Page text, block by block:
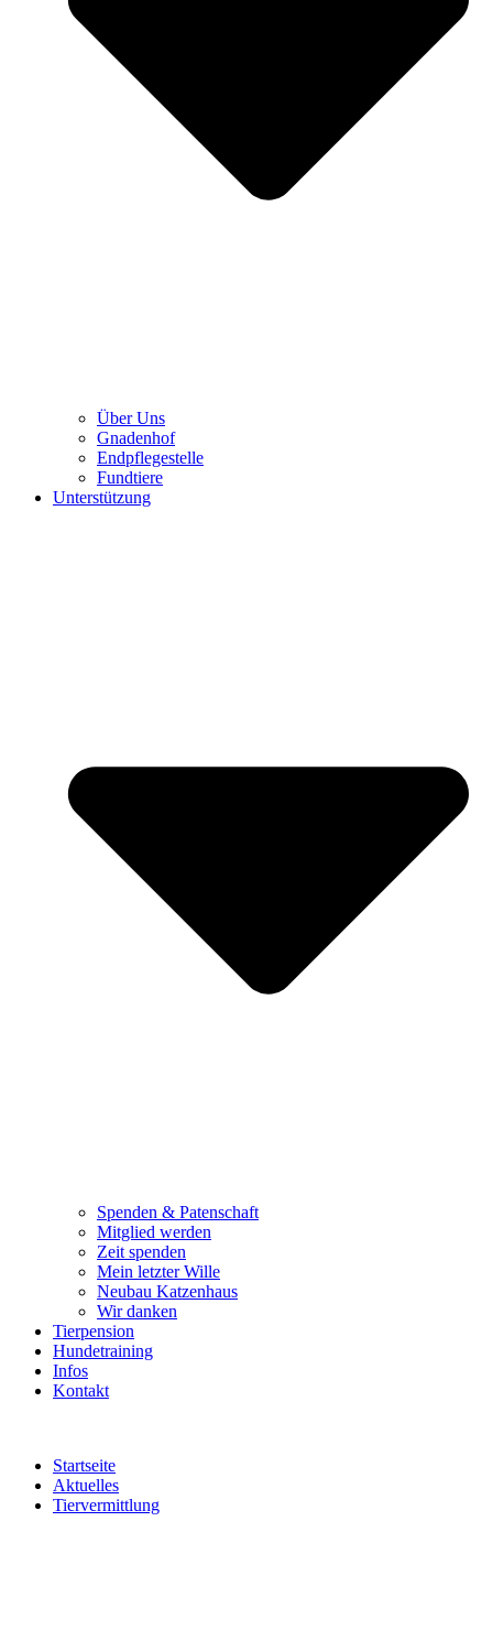
Über Uns
Gnadenhof
Endpflegestelle
Fundtiere
Unterstützung
Spenden & Patenschaft
Mitglied werden
Zeit spenden
Mein letzter Wille
Neubau Katzenhaus
Wir danken
Tierpension
Hundetraining
Infos
Kontakt
Startseite
Aktuelles
Tiervermittlung